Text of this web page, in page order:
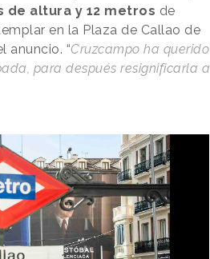
de altura y 12 metros de
en la Plaza de Callao de
anuncio. “Cruzcampo ha querido
para después resignificarla a